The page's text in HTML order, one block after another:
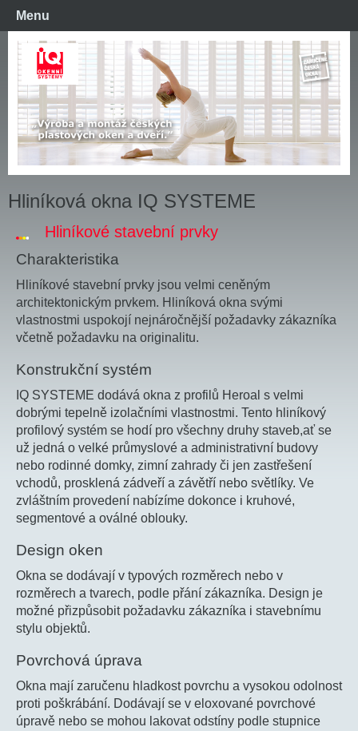
Menu
Hliníková okna IQ SYSTEME
Hliníkové stavební prvky
Charakteristika
Hliníkové stavební prvky jsou velmi ceněným
architektonickým prvkem. Hliníková okna svými
vlastnostmi uspokojí nejnáročnější požadavky zákazníka
včetně požadavku na originalitu.
Konstrukční systém
IQ SYSTEME dodává okna z profilů Heroal s velmi
dobrými tepelně izolačními vlastnostmi. Tento hliníkový
profilový systém se hodí pro všechny druhy staveb,ať se
už jedná o velké průmyslové a administrativní budovy
nebo rodinné domky, zimní zahrady či jen zastřešení
vchodů, prosklená zádveří a závětří nebo světlíky. Ve
zvláštním provedení nabízíme dokonce i kruhové,
segmentové a oválné oblouky.
Design oken
Okna se dodávají v typových rozměrech nebo v
rozměrech a tvarech, podle přání zákazníka. Design je
možné přizpůsobit požadavku zákazníka i stavebnímu
stylu objektů.
Povrchová úprava
Okna mají zaručenu hladkost povrchu a vysokou odolnost
proti poškrábání. Dodávají se v eloxované povrchové
úpravě nebo se mohou lakovat odstíny podle stupnice